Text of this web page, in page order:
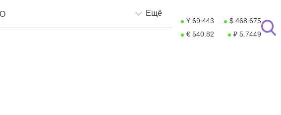
Ещё
¥ 69.443
$ 468.675
€ 540.82
₽ 5.7449